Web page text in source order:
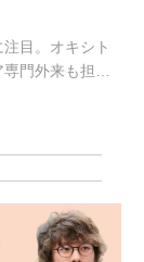
目。オキシト
門外来も担当